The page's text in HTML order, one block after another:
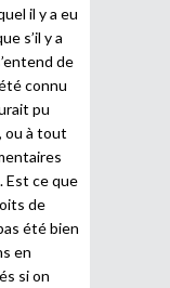
il y a eu
s’il y a
de
connu
pu
ou à tout
Est ce que
de
été bien
en
si on